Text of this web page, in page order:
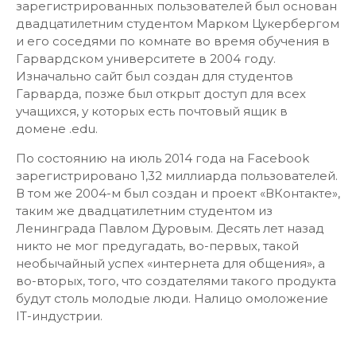
зарегистрированных пользователей был основан
двадцатилетним студентом Марком Цукербергом
и его соседями по комнате во время обучения в
Гарвардском университете в 2004 году.
Изначально сайт был создан для студентов
Гарварда, позже был открыт доступ для всех
учащихся, у которых есть почтовый ящик в
домене .edu.
По состоянию на июль 2014 года на Facebook
зарегистрировано 1,32 миллиарда пользователей.
В том же 2004-м был создан и проект «ВКонтакте»,
таким же двадцатилетним студентом из
Ленинграда Павлом Дуровым. Десять лет назад
никто не мог предугадать, во-первых, такой
необычайный успех «интернета для общения», а
во-вторых, того, что создателями такого продукта
будут столь молодые люди. Налицо омоложение
IT-индустрии.